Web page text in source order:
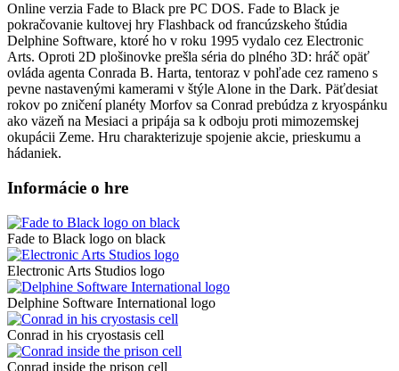
Online verzia Fade to Black pre PC DOS. Fade to Black je
pokračovanie kultovej hry Flashback od francúzskeho štúdia
Delphine Software, ktoré ho v roku 1995 vydalo cez Electronic
Arts. Oproti 2D plošinovke prešla séria do plného 3D: hráč opäť
ovláda agenta Conrada B. Harta, tentoraz v pohľade cez rameno s
pevne nastavenými kamerami v štýle Alone in the Dark. Päťdesiat
rokov po zničení planéty Morfov sa Conrad prebúdza z kryospánku
ako väzeň na Mesiaci a pripája sa k odboju proti mimozemskej
okupácii Zeme. Hru charakterizuje spojenie akcie, prieskumu a
hádaniek.
Informácie o hre
Fade to Black logo on black
Electronic Arts Studios logo
Delphine Software International logo
Conrad in his cryostasis cell
Conrad inside the prison cell